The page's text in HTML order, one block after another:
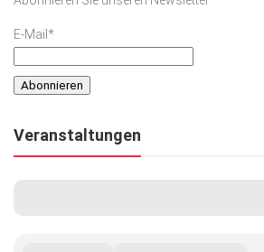
E-Mail*
Veranstaltungen